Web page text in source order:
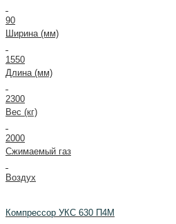
90
Ширина (мм)
1550
Длина (мм)
2300
Вес (кг)
2000
Сжимаемый газ
Воздух
Компрессор УКС 630 П4М